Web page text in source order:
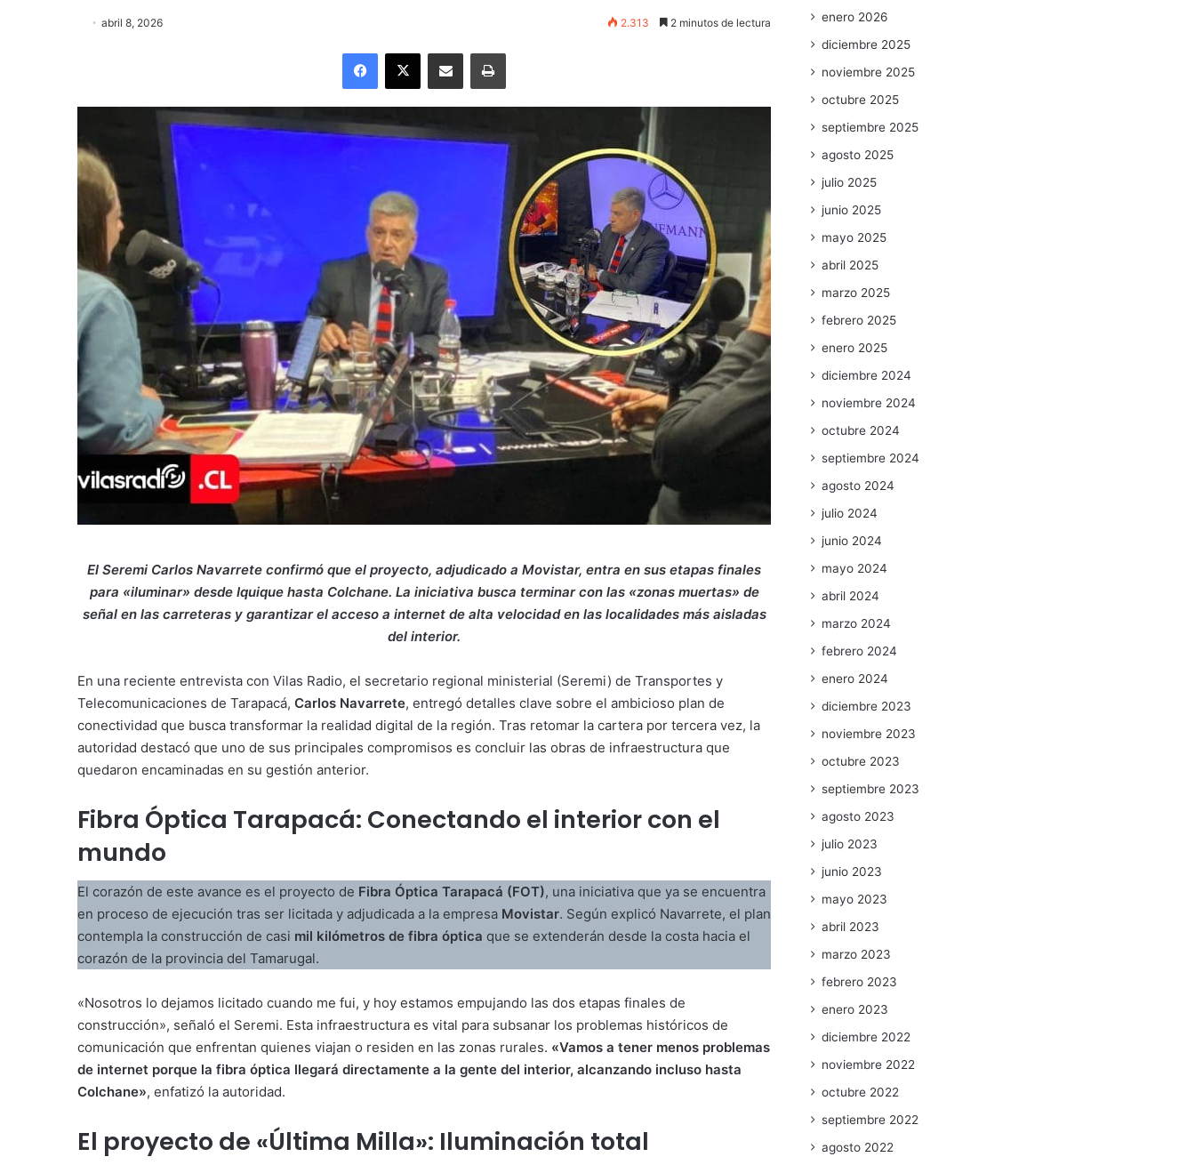
abril 8, 2026 2.313 2 minutos de lectura
Facebook
X Enviar vía email Imprimir
El Seremi Carlos Navarrete confirmó que el proyecto, adjudicado a Movistar, entra en sus etapas finales
para «iluminar» desde Iquique hasta Colchane. La iniciativa busca terminar con las «zonas muertas» de
señal en las carreteras y garantizar el acceso a internet de alta velocidad en las localidades más aisladas
del interior.
En una reciente entrevista con Vilas Radio, el secretario regional ministerial (Seremi) de Transportes y
Telecomunicaciones de Tarapacá, Carlos Navarrete, entregó detalles clave sobre el ambicioso plan de
conectividad que busca transformar la realidad digital de la región. Tras retomar la cartera por tercera vez, la
autoridad destacó que uno de sus principales compromisos es concluir las obras de infraestructura que
quedaron encaminadas en su gestión anterior.
Fibra Óptica Tarapacá: Conectando el interior con el
mundo
El corazón de este avance es el proyecto de Fibra Óptica Tarapacá (FOT), una iniciativa que ya se encuentra
en proceso de ejecución tras ser licitada y adjudicada a la empresa Movistar. Según explicó Navarrete, el plan
contempla la construcción de casi mil kilómetros de fibra óptica que se extenderán desde la costa hacia el
corazón de la provincia del Tamarugal.
«Nosotros lo dejamos licitado cuando me fui, y hoy estamos empujando las dos etapas finales de
construcción», señaló el Seremi. Esta infraestructura es vital para subsanar los problemas históricos de
comunicación que enfrentan quienes viajan o residen en las zonas rurales. «Vamos a tener menos problemas
de internet porque la fibra óptica llegará directamente a la gente del interior, alcanzando incluso hasta
Colchane», enfatizó la autoridad.
El proyecto de «Última Milla»: Iluminación total
enero 2026
diciembre 2025
noviembre 2025
octubre 2025
septiembre 2025
agosto 2025
julio 2025
junio 2025
mayo 2025
abril 2025
marzo 2025
febrero 2025
enero 2025
diciembre 2024
noviembre 2024
octubre 2024
septiembre 2024
agosto 2024
julio 2024
junio 2024
mayo 2024
abril 2024
marzo 2024
febrero 2024
enero 2024
diciembre 2023
noviembre 2023
octubre 2023
septiembre 2023
agosto 2023
julio 2023
junio 2023
mayo 2023
abril 2023
marzo 2023
febrero 2023
enero 2023
diciembre 2022
noviembre 2022
octubre 2022
septiembre 2022
agosto 2022